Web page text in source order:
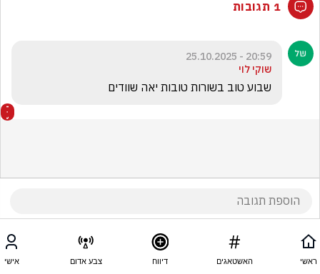
1 תגובות
20:59 - 25.10.2025
שוקי לוי
שבוע טוב בשורות טובות יאה שוודים
ראשי האשטאגים דיווח צבע אדום אישי